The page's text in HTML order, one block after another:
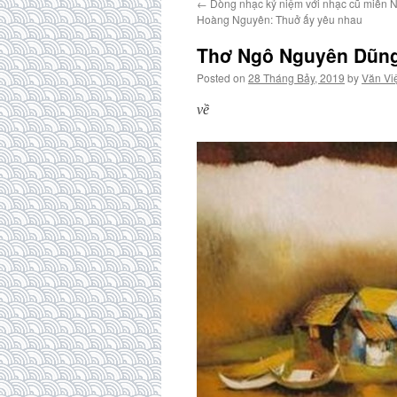
← Dòng nhạc kỷ niệm với nhạc cũ miền
Hoàng Nguyên: Thuở ấy yêu nhau
Thơ Ngô Nguyên
Posted on 28 Tháng Bảy, 2019 byVăn
về